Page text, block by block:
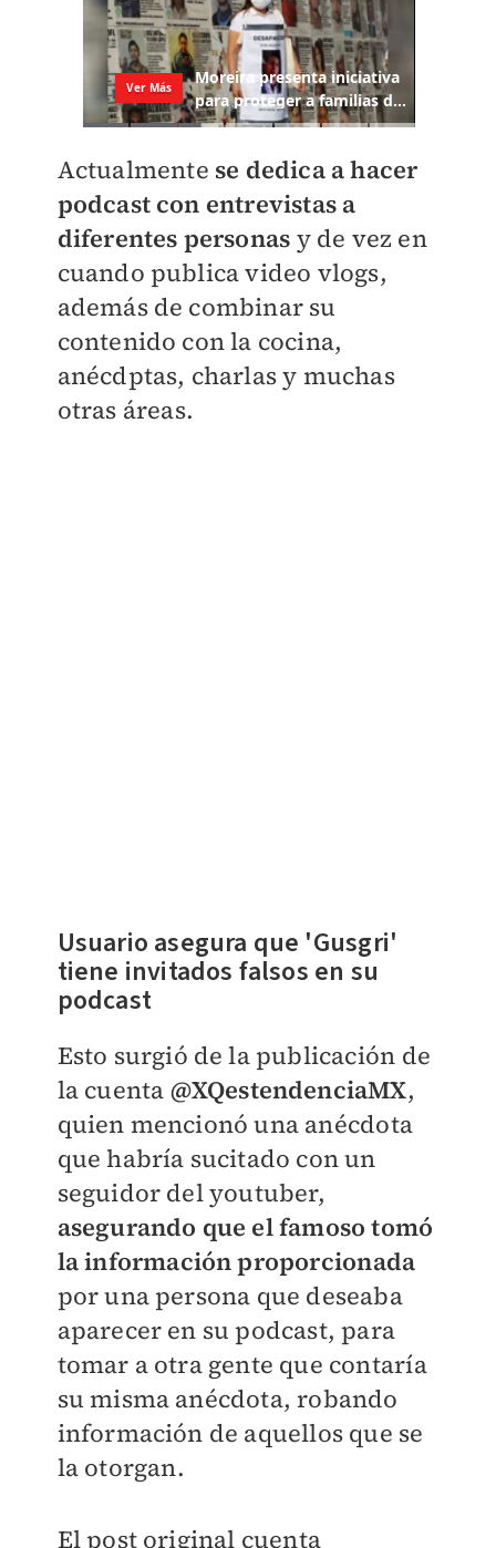
Actualmente se dedica a hacer
podcast con entrevistas a
diferentes personas y de vez en
cuando publica video vlogs,
además de combinar su
contenido con la cocina,
anécdptas, charlas y muchas
otras áreas.
Usuario asegura que 'Gusgri'
tiene invitados falsos en su
podcast
Esto surgió de la publicación de
la cuenta @XQestendenciaMX,
quien mencionó una anécdota
que habría sucitado con un
seguidor del youtuber,
asegurando que el famoso tomó
la información proporcionada
por una persona que deseaba
aparecer en su podcast, para
tomar a otra gente que contaría
su misma anécdota, robando
información de aquellos que se
la otorgan.
El post original cuenta